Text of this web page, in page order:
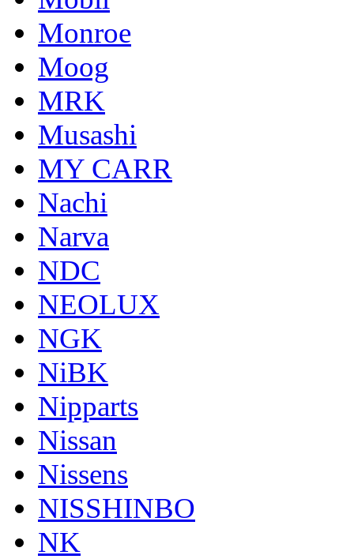
Monroe
Moog
MRK
Musashi
MY CARR
Nachi
Narva
NDC
NEOLUX
NGK
NiBK
Nipparts
Nissan
Nissens
NISSHINBO
NK